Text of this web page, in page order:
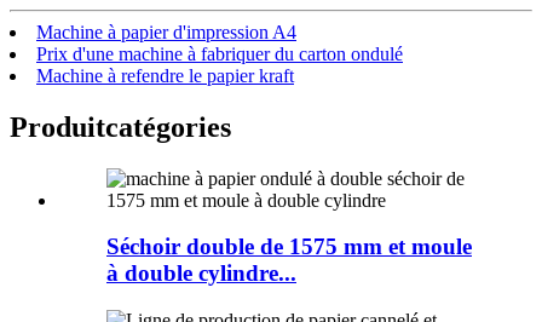
Machine à papier d'impression A4
Prix ​​d'une machine à fabriquer du carton ondulé
Machine à refendre le papier kraft
Produitcatégories
Séchoir double de 1575 mm et moule
à double cylindre...